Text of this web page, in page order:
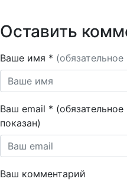
Оставить
Ваше имя * (обязательное
Ваш email *
показан)
Ваш комментарий